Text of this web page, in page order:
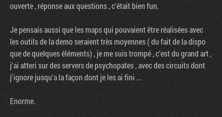
ouverte , réponse aux questions , c'était bien fun.
Je pensais aussi que les maps qui pouvaient être réalisées avec
les outils de la demo seraient très moyennes ( du fait de la dispo
que de quelques éléments) , je me suis trompé , c'est du grand art ,
j'ai atteri sur des servers de psychopates , avec des circuits dont
j'ignore jusqu'a la façon dont je les ai fini ...
Enorme.